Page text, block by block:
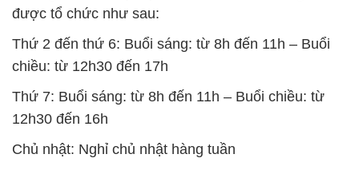
được tổ chức như sau:
Thứ 2 đến thứ 6: Buổi sáng: từ 8h đến 11h – Buổi
chiều: từ 12h30 đến 17h
Thứ 7: Buổi sáng: từ 8h đến 11h – Buổi chiều: từ
12h30 đến 16h
Chủ nhật: Nghỉ chủ nhật hàng tuần